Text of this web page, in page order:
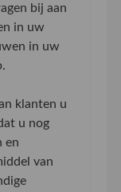
bij aan
in uw
in uw
klanten u
u nog
en
van